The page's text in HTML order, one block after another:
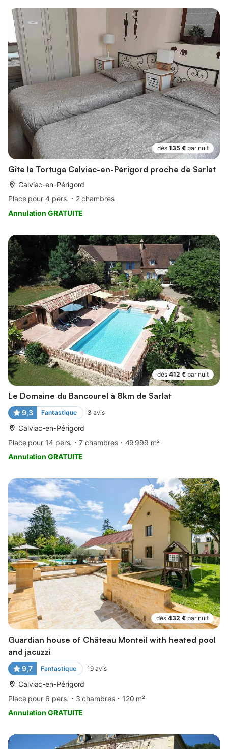
dès 135 € par nuit
Gîte la Tortuga Calviac-en-Périgord proche de Sarlat
Calviac-en-Périgord
Place pour 4 pers.
2 chambres
Annulation GRATUITE
dès 412 € par nuit
Le Domaine du Bancourel à 8km de Sarlat
9,3 Fantastique 3 avis
Calviac-en-Périgord
Place pour 14 pers.
7 chambres
49 999 m²
Annulation GRATUITE
dès 432 € par nuit
Guardian house of Château Monteil with heated pool
and jacuzzi
9,7 Fantastique 19 avis
Calviac-en-Périgord
Place pour 6 pers.
3 chambres
120 m²
Annulation GRATUITE